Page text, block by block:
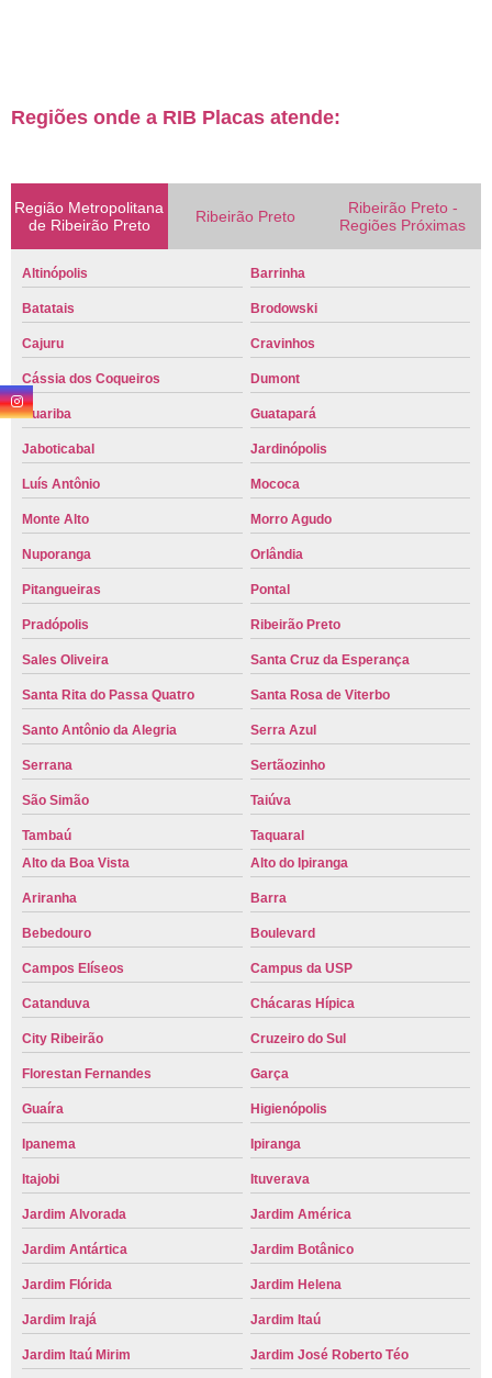
Regiões onde a RIB Placas atende:
Região Metropolitana
de Ribeirão Preto
Ribeirão Preto
Ribeirão Preto -
Regiões Próximas
Altinópolis Barrinha
Batatais Brodowski
Cajuru Cravinhos
Cássia dos Coqueiros Dumont
Guariba Guatapará
Jaboticabal Jardinópolis
Luís Antônio Mococa
Monte Alto Morro Agudo
Nuporanga Orlândia
Pitangueiras Pontal
Pradópolis Ribeirão Preto
Sales Oliveira Santa Cruz da Esperança
Santa Rita do Passa Quatro Santa Rosa de Viterbo
Santo Antônio da Alegria Serra Azul
Serrana Sertãozinho
São Simão Taiúva
Tambaú
Taquaral
Alto da Boa Vista
Alto do Ipiranga
Ariranha Barra
Bebedouro Boulevard
Campos Elíseos Campus da USP
Catanduva Chácaras Hípica
City Ribeirão Cruzeiro do Sul
Florestan Fernandes Garça
Guaíra Higienópolis
Ipanema Ipiranga
Itajobi Ituverava
Jardim Alvorada Jardim América
Jardim Antártica Jardim Botânico
Jardim Flórida Jardim Helena
Jardim Irajá Jardim Itaú
Jardim Itaú Mirim Jardim José Roberto Téo